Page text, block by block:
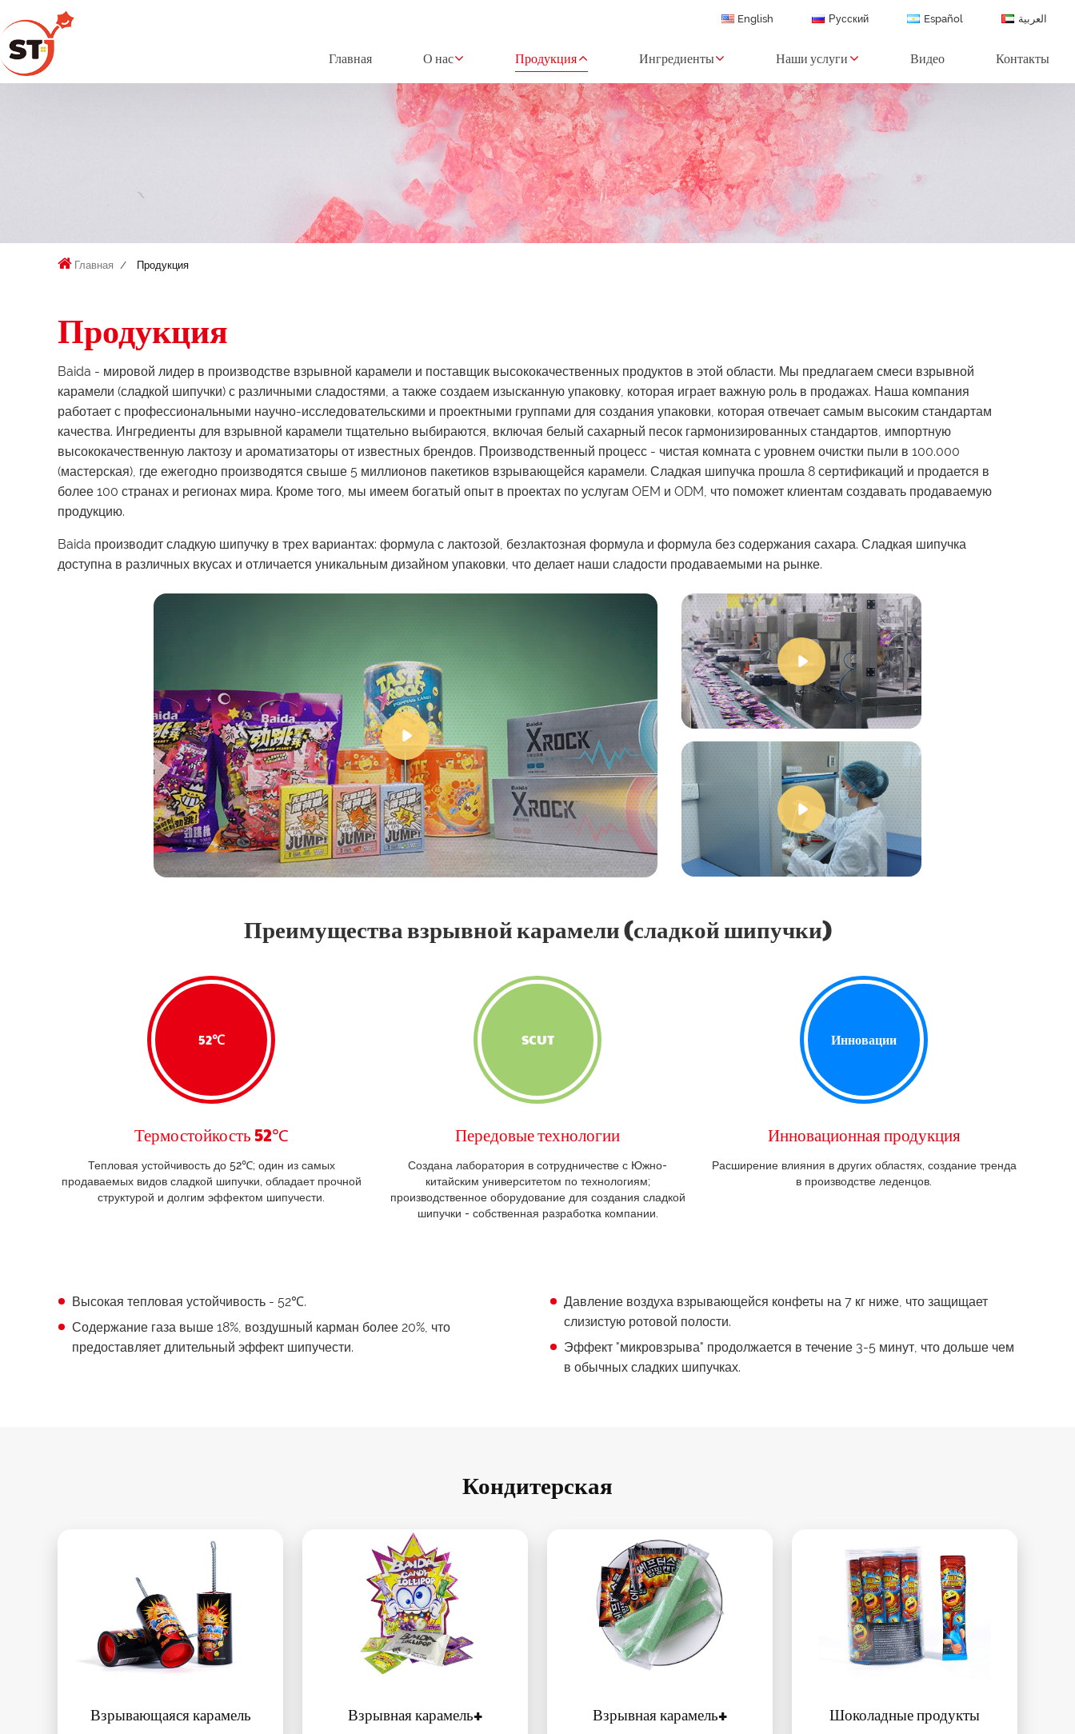
English Русский Español العربية
Главная О нас Продукция Ингредиенты Наши услуги Видео Контакты
Главная Продукция
Продукция
Baida - мировой лидер в производстве взрывной карамели и поставщик высококачественных продуктов в этой области. Мы предлагаем смеси взрывной
карамели (сладкой шипучки) с различными сладостями, а также создаем изысканную упаковку, которая играет важную роль в продажах. Наша компания
работает с профессиональными научно-исследовательскими и проектными группами для создания упаковки, которая отвечает самым высоким стандартам
качества. Ингредиенты для взрывной карамели тщательно выбираются, включая белый сахарный песок гармонизированных стандартов, импортную
высококачественную лактозу и ароматизаторы от известных брендов. Производственный процесс - чистая комната с уровнем очистки пыли в 100.000
(мастерская), где ежегодно производятся свыше 5 миллионов пакетиков взрывающейся карамели. Сладкая шипучка прошла 8 сертификаций и продается в
более 100 странах и регионах мира. Кроме того, мы имеем богатый опыт в проектах по услугам OEM и ODM, что поможет клиентам создавать продаваемую
продукцию.
Baida производит сладкую шипучку в трех вариантах: формула с лактозой, безлактозная формула и формула без содержания сахара. Сладкая шипучка
доступна в различных вкусах и отличается уникальным дизайном упаковки, что делает наши сладости продаваемыми на рынке.
Преимущества взрывной карамели (сладкой шипучки)
52℃
Термостойкость 52℃
Тепловая устойчивость до 52℃; один из самых
продаваемых видов сладкой шипучки, обладает прочной
структурой и долгим эффектом шипучести.
SCUT
Передовые технологии
Создана лаборатория в сотрудничестве с Южно-
китайским университетом по технологиям;
производственное оборудование для создания сладкой
шипучки - собственная разработка компании.
Инновации
Инновационная продукция
Расширение влияния в других областях, создание тренда
в производстве леденцов.
Высокая тепловая устойчивость - 52℃.
Содержание газа выше 18%, воздушный карман более 20%, что
предоставляет длительный эффект шипучести.
Давление воздуха взрывающейся конфеты на 7 кг ниже, что защищает
слизистую ротовой полости.
Эффект "микровзрыва" продолжается в течение 3-5 минут, что дольше чем
в обычных сладких шипучках.
Кондитерская
Взрывающаяся карамель Взрывная карамель+ Взрывная карамель+ Шоколадные продукты